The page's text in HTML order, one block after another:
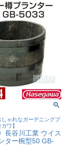
しゃれなガーデニングプ
ワ】
長谷川工業 ウイス
ター椀型50 GB-